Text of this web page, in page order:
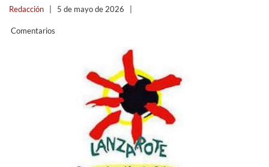
Redacción 5 de mayo de 2026
Comentarios